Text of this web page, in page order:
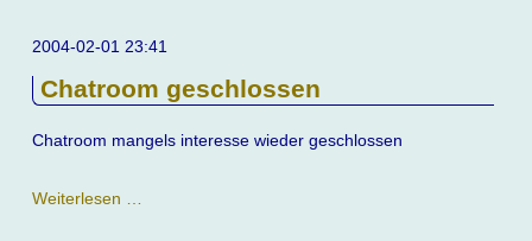
2004-02-01 23:41
Chatroom geschlossen
Chatroom mangels interesse wieder geschlossen
Weiterlesen …